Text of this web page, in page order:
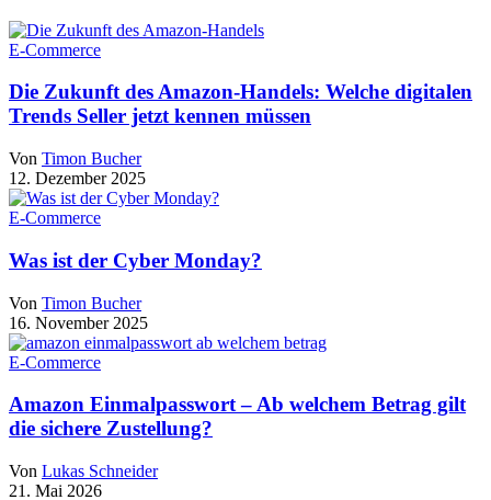
E-Commerce
Die Zukunft des Amazon-Handels: Welche digitalen
Trends Seller jetzt kennen müssen
Von Timon Bucher
12. Dezember 2025
E-Commerce
Was ist der Cyber Monday?
Von Timon Bucher
16. November 2025
E-Commerce
Amazon Einmalpasswort – Ab welchem Betrag gilt
die sichere Zustellung?
Von Lukas Schneider
21. Mai 2026